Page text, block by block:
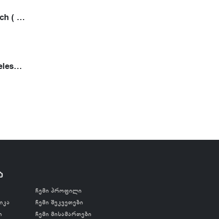
Ambition Epoch ( 2 ელემენტით)
Ambition Wireless Tattoo Printer- თერმული პრინტერი
ჩემი პროფილი
ჩემი შეკვეთები
ჩემი მისამართები